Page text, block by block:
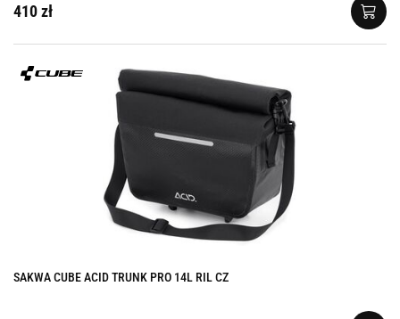
410 zł
SAKWA CUBE ACID TRUNK PRO 14L RIL CZ